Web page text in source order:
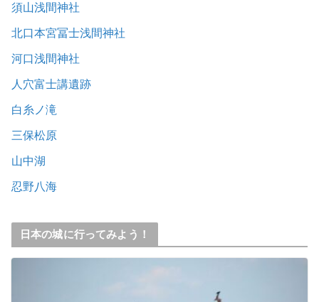
須山浅間神社
北口本宮冨士浅間神社
河口浅間神社
人穴富士講遺跡
白糸ノ滝
三保松原
山中湖
忍野八海
日本の城に行ってみよう！